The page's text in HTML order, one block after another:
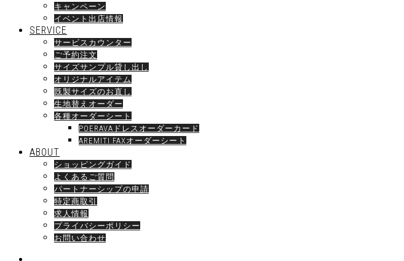
キャンペーン
イベント出店情報
SERVICE
サービスカウンター
ご予約注文
サイズサンプル貸し出し
オリジナルアイテム
既製サイズのお直し
生地替えオーダー
各種オーダーシート
POERAVAドレスオーダーカード
AREMITI FAXオーダーシート
ABOUT
ショッピングガイド
よくあるご質問
パートナーシップの申請
特定商取引
求人情報
プライバシーポリシー
お問い合わせ